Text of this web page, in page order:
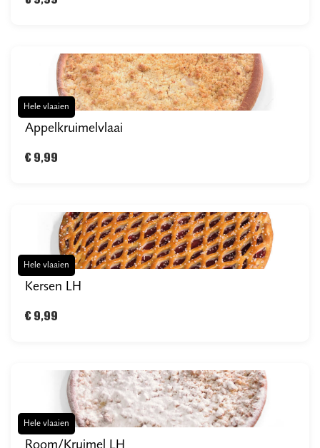
Hele vlaaien
Appelkruimelvlaai
€ 9,99
Hele vlaaien
Kersen LH
€ 9,99
Hele vlaaien